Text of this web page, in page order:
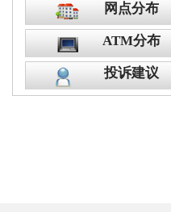
网点分布
ATM分布
投诉建议